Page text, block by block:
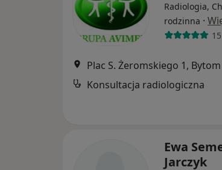
Radiologia,
rodzinna ·
Plac S. Żeromskiego 1, Bytom
Konsultacja radiologiczna
Ewa
Jarczyk